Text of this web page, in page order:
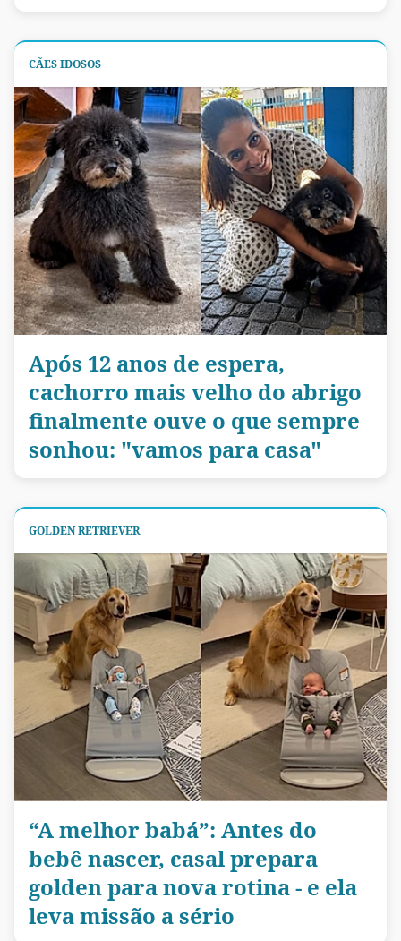
CÃES IDOSOS
Após 12 anos de espera,
cachorro mais velho do abrigo
finalmente ouve o que sempre
sonhou: "vamos para casa"
GOLDEN RETRIEVER
“A melhor babá”: Antes do
bebê nascer, casal prepara
golden para nova rotina - e ela
leva missão a sério